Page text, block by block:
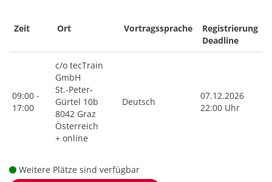
Zeit Ort Vortragssprache
Registrierung
Deadline
09:00 -
17:00
c/o tecTrain
GmbH
St.-Peter-
Gürtel 10b
8042 Graz
Österreich
+ online
Deutsch
07.12.2026
22:00 Uhr
Weitere Plätze sind verfügbar